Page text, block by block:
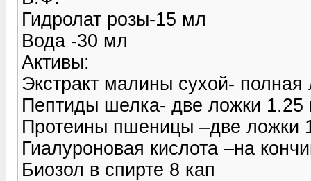
Гидролат розы-15 мл
Вода -30 мл
Активы:
Экстракт малины сухой-
Пептиды шелка- две ложки 1.25
Протеины пшеницы –две ложки
Гиалуроновая кислота –на
Биозол в спирте 8 кап